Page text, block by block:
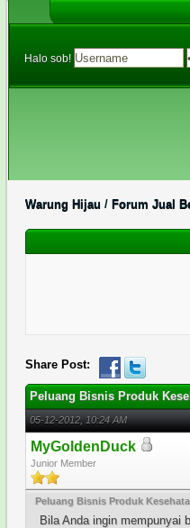
Halo sob!
Warung Hijau / Forum Jual
0 Memberi Suara -
12345
Share Post:
Peluang Bisnis Produk
05-12-2012, 10:24 AM
MyGoldenDuck
Junior Member
Peluang Bisnis Produk
Bila Anda ingin mempunyai